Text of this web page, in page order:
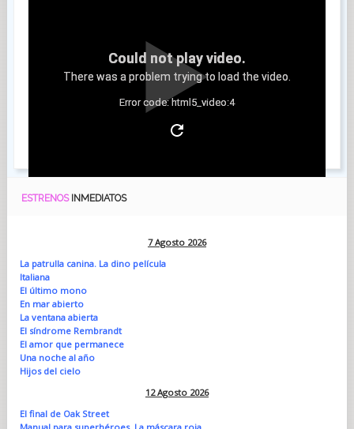
Could not play video.
There was a problem trying to load the video.
Error code: html5_video:4
ESTRENOS INMEDIATOS
7 Agosto 2026
La patrulla canina. La dino película
Italiana
El último mono
En mar abierto
La ventana abierta
El síndrome Rembrandt
El amor que permanece
Una noche al año
Hijos del cielo
12 Agosto 2026
El final de Oak Street